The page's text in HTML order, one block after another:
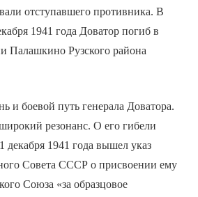
отступавшего противника. В
1941 года Доватор погиб в
Палашкино Рузского района
и боевой путь генерала Доватора.
резонанс. О его гибели
декабря 1941 года вышел указ
Совета СССР о присвоении ему
Союза «за образцовое